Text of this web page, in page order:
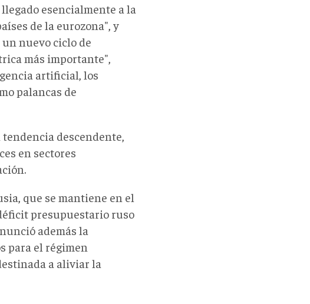
esencialmente a la
de la eurozona", y
nuevo ciclo de
más importante",
artificial, los
palancas de
descendente,
en sectores
que se mantiene en el
presupuestario ruso
además la
para el régimen
a aliviar la